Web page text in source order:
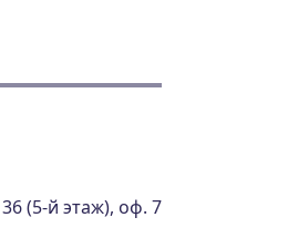
(5-й этаж), оф. 7